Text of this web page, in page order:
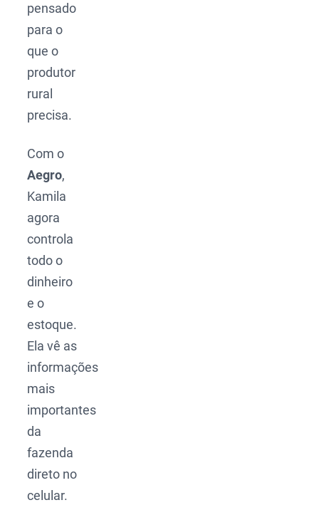
pensado
para o
que o
produtor
rural
precisa.
Com o
Aegro,
Kamila
agora
controla
todo o
dinheiro
e o
estoque.
Ela vê as
informações
mais
importantes
da
fazenda
direto no
celular.